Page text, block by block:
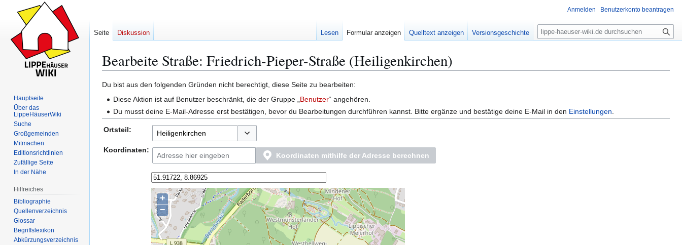
Bearbeite Straße: Friedrich-Pieper-Straße (Heiligenkirchen)
Navigation
springen
Suche
springen
Du bist aus den folgenden Gründen nicht berechtigt, diese Seite zu bearbeiten:
Diese Aktion ist auf Benutzer beschränkt, die der Gruppe „Benutzer“ angehören.
Du musst deine E-Mail-Adresse erst bestätigen, bevor du Bearbeitungen durchführen kannst. Bitte ergänze und bestätige deine E-Mail in den Einstellungen
Ortsteil:
Koordinaten:
Koordinaten mithilfe der Adresse berechnen
+
−
Anmelden Benutzerkonto beantragen
Seite Diskussion Lesen Formular anzeigen Quelltext anzeigen Versionsgeschichte
S
u
e
Hauptseite
Über das
LippeHäuserWiki
Suche
Großgemeinden
Mitmachen
Editionsrichtlinien
Zufällige Seite
In der Nähe
Hilfreiches
Bibliographie
Quellenverzeichnis
Glossar
Begriffslexikon
Abkürzungsverzeichnis